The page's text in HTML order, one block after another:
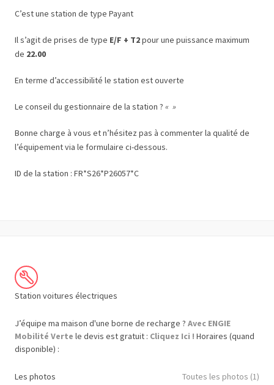
C’est une station de type Payant
Il s’agit de prises de type E/F + T2pour une puissance maximum
de 22.00
En terme d’accessibilité le station est ouverte
Le conseil du gestionnaire de la station ? « »
Bonne charge à vous et n’hésitez pas à commenter la qualité de
l’équipement via le formulaire ci-dessous.
ID de la station : FR*S26*P26057*C
Station voitures électriques
J’équipe ma maison d'une borne de recharge ? Avec ENGIE
Mobilité Verte le devis est gratuit : Cliquez Ici ! Horaires (quand
disponible) :
Les photos Toutes les photos (1)